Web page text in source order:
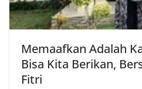
Memaafkan Adalah
Bisa Kita Berikan,
Fitri